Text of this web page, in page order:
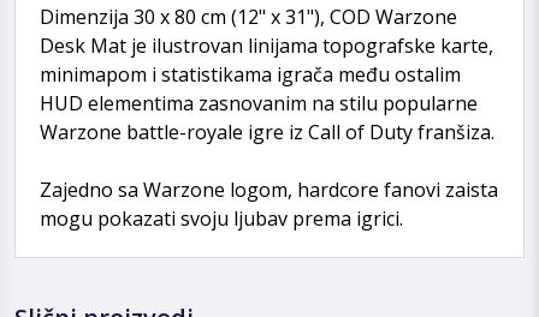
Dimenzija 30 x 80 cm (12" x 31"), COD Warzone
Desk Mat je ilustrovan linijama topografske karte,
minimapom i statistikama igrača među ostalim
HUD elementima zasnovanim na stilu popularne
Warzone battle-royale igre iz Call of Duty franšiza.
Zajedno sa Warzone logom, hardcore fanovi zaista
mogu pokazati svoju ljubav prema igrici.